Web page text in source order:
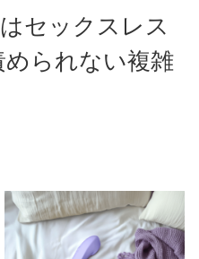
セックスレス
られない複雑